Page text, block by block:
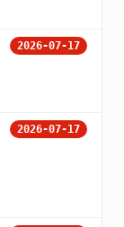
2026-07-17
2026-07-17